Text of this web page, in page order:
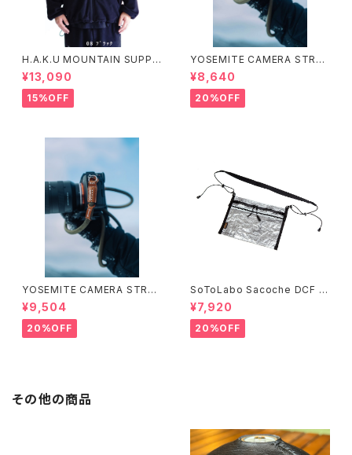
H.A.K.U MOUNTAIN SUPPL
Y HKT725 ヘビーフリースジャ
ケット
¥13,090
15%OFF
YOSEMITE CAMERA STRAP
ヨセミテ カメラストラップ ( 111c
m ／ 126cm) ②
¥8,640
20%OFF
YOSEMITE CAMERA STRAP
ヨセミテ カメラストラップ ( 111c
m ／ 126cm) ①
¥9,504
20%OFF
SoToLabo Sacoche DCF /
ソトラボ サコッシュ DCF
¥7,920
20%OFF
その他の商品